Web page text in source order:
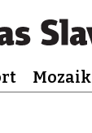
Mozaik